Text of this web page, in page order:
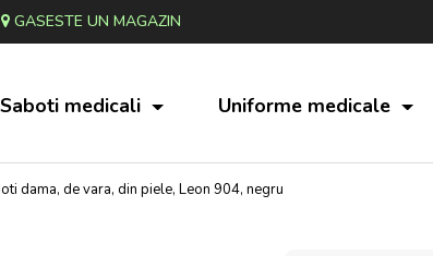
GASESTE UN MAGAZIN
Saboti medicali Uniforme medicale
dama, de vara, din piele, Leon 904, negru